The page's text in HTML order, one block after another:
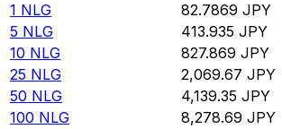
1 NLG 82.7869 JPY
5 NLG 413.935 JPY
10 NLG 827.869 JPY
25 NLG 2,069.67 JPY
50 NLG 4,139.35 JPY
100 NLG 8,278.69 JPY